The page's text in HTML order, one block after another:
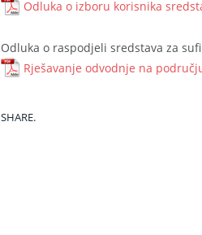
Odluka o izboru korisnika
Odluka o raspodjeli sredstava za
Rješavanje odvodnje na
SHARE.